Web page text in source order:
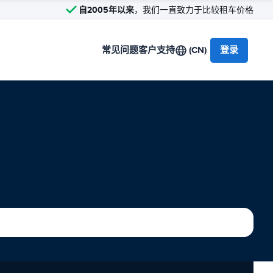
自2005年以来，我们一直致力于比较租车价格
常见问题客户支持 (CN) 登录